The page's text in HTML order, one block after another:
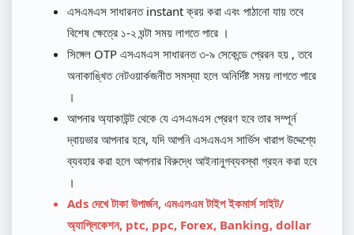
এসএমএস সাধারনত instant ক্রয় করা এবং পাঠানো যায় তবে
বিশেষ ক্ষেত্রে ১-২ ঘন্টা সময় লাগতে পারে ।
সিঙ্গেল OTP এসএমএস সাধারনত ৩-৯ সেকেন্ডে প্রেরন হয় , তবে
অনাকাঙ্খিত নেটওয়ার্কজনীত সমস্যা হলে অনির্দিষ্ট সময় লাগতে পারে
।
আপনার অ্যাকাউন্ট থেকে যে এসএমএস প্রেরণ হবে তার সম্পূর্ন
দ্বায়ভার আপনার হবে, যদি আপনি এসএমএস সার্ভিস খারাপ উদ্দেশ্যে
ব্যবহার করা হলে আপনার বিরুদ্ধে আইনানুগব্যবস্থা গ্রহন করা হবে
।
Ads দেখে টাকা উপার্জন, এমএলএম টাইপ ইকমার্স সাইট/
অ্যাপ্লিকেশন, ptc, ppc, Forex, Banking, dollar